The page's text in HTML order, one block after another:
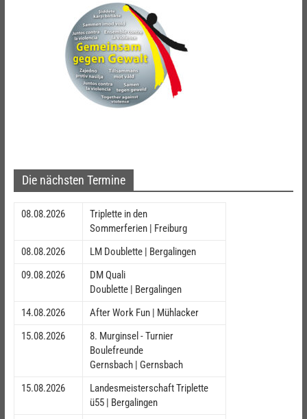
Die nächsten Termine
08.08.2026
Triplette in den
Sommerferien | Freiburg
08.08.2026
LM Doublette | Bergalingen
09.08.2026
DM Quali
Doublette | Bergalingen
14.08.2026
After Work Fun | Mühlacker
15.08.2026
8. Murginsel - Turnier
Boulefreunde
Gernsbach | Gernsbach
15.08.2026
Landesmeisterschaft Triplette
ü55 | Bergalingen